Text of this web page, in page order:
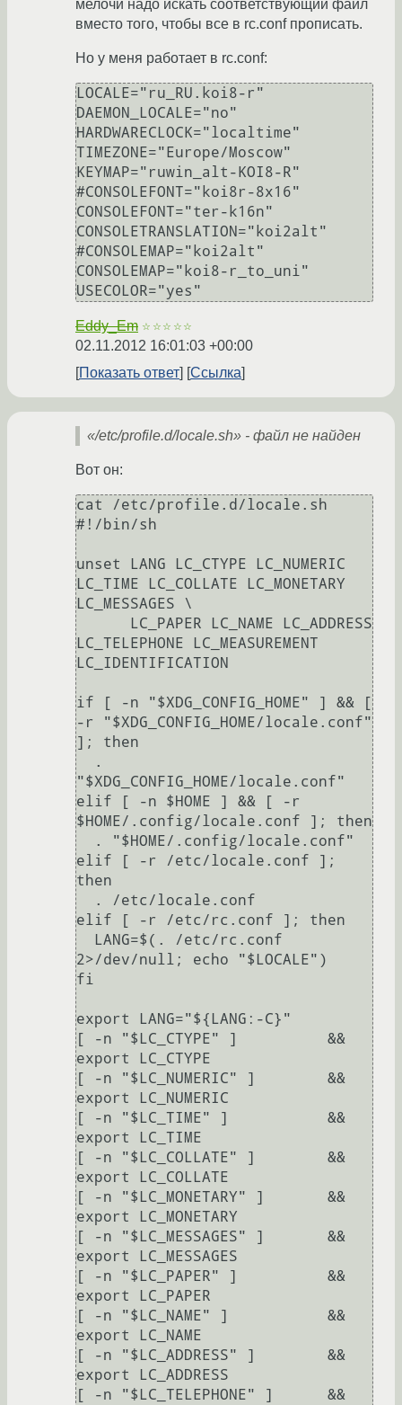
мелочи надо искать соответствующий файл
вместо того, чтобы все в rc.conf прописать.
Но у меня работает в rc.conf:
LOCALE="ru_RU.koi8-r"
DAEMON_LOCALE="no"
HARDWARECLOCK="localtime"
TIMEZONE="Europe/Moscow"
KEYMAP="ruwin_alt-KOI8-R"
#CONSOLEFONT="koi8r-8x16"
CONSOLEFONT="ter-k16n"
CONSOLETRANSLATION="koi2alt"
#CONSOLEMAP="koi2alt"
CONSOLEMAP="koi8-r_to_uni"
Eddy_Em ☆☆☆☆☆
02.11.2012 16:01:03 +00:00
Показать ответ
Ссылка
«/etc/profile.d/locale.sh» - файл не найден
Вот он:
cat /etc/profile.d/locale.sh
#!/bin/sh
unset LANG LC_CTYPE LC_NUMERIC
LC_TIME LC_COLLATE LC_MONETARY
LC_MESSAGES \
LC_TELEPHONE LC_MEASUREMENT
LC_IDENTIFICATION
if [ -n "$XDG_CONFIG_HOME" ] && [
-r "$XDG_CONFIG_HOME/locale.conf"
]; then
"$XDG_CONFIG_HOME/locale.conf"
elif [ -n $HOME ] && [ -r
$HOME/.config/locale.conf ]; then
elif [ -r /etc/locale.conf ];
then
elif [ -r /etc/rc.conf ]; then
2>/dev/null; echo "$LOCALE")
fi
export LANG="${LANG:-C}"
[ -n "$LC_CTYPE" ]          &&
export LC_CTYPE
[ -n "$LC_NUMERIC" ]        &&
export LC_NUMERIC
[ -n "$LC_TIME" ]           &&
export LC_TIME
[ -n "$LC_COLLATE" ]        &&
export LC_COLLATE
[ -n "$LC_MONETARY" ]       &&
export LC_MONETARY
[ -n "$LC_MESSAGES" ]       &&
export LC_MESSAGES
[ -n "$LC_PAPER" ]          &&
export LC_PAPER
[ -n "$LC_NAME" ]           &&
export LC_NAME
[ -n "$LC_ADDRESS" ]        &&
export LC_ADDRESS
[ -n "$LC_TELEPHONE" ]      &&